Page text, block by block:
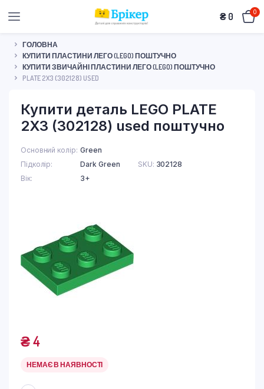
₴ 0 0
ГОЛОВНА
КУПИТИ ПЛАСТИНИ ЛЕГО (LEGO) ПОШТУЧНО
КУПИТИ ЗВИЧАЙНІ ПЛАСТИНИ ЛЕГО (LEGO) ПОШТУЧНО
PLATE 2X3 (302128) USED
Купити деталь LEGO PLATE
2X3 (302128) used поштучно
Основний колір Green
Підколір
Dark Green
Вік
3+
SKU: 302128
₴4
НЕМАЄ В НАЯВНОСТІ